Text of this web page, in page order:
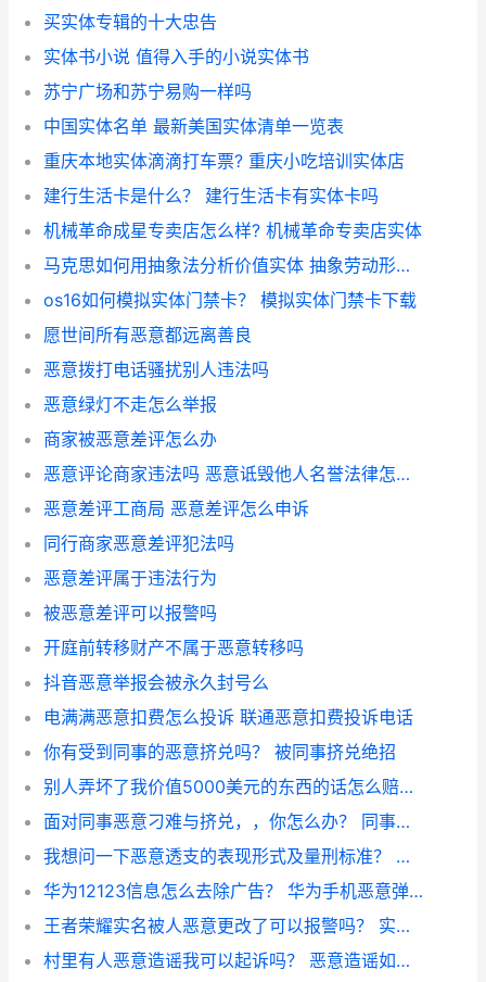
买实体专辑的十大忠告
实体书小说 值得入手的小说实体书
苏宁广场和苏宁易购一样吗
中国实体名单 最新美国实体清单一览表
重庆本地实体滴滴打车票? 重庆小吃培训实体店
建行生活卡是什么？ 建行生活卡有实体卡吗
机械革命成星专卖店怎么样? 机械革命专卖店实体
马克思如何用抽象法分析价值实体 抽象劳动形成价值实体
os16如何模拟实体门禁卡？ 模拟实体门禁卡下载
愿世间所有恶意都远离善良
恶意拨打电话骚扰别人违法吗
恶意绿灯不走怎么举报
商家被恶意差评怎么办
恶意评论商家违法吗 恶意诋毁他人名誉法律怎么处理
恶意差评工商局 恶意差评怎么申诉
同行商家恶意差评犯法吗
恶意差评属于违法行为
被恶意差评可以报警吗
开庭前转移财产不属于恶意转移吗
抖音恶意举报会被永久封号么
电满满恶意扣费怎么投诉 联通恶意扣费投诉电话
你有受到同事的恶意挤兑吗？ 被同事挤兑绝招
别人弄坏了我价值5000美元的东西的话怎么赔偿呢？ 恶意摔坏手机5000以上
面对同事恶意刁难与挤兑，，你怎么办？ 同事挤兑我怎么反击
我想问一下恶意透支的表现形式及量刑标准？ 恶意欠款多少钱被判刑
华为12123信息怎么去除广告？ 华为手机恶意弹出广告
王者荣耀实名被人恶意更改了可以报警吗？ 实名认证已满18恶意被绑
村里有人恶意造谣我可以起诉吗？ 恶意造谣如何起诉